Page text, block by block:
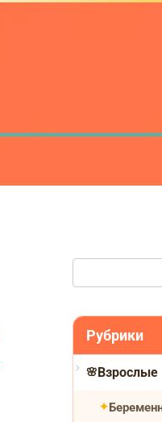
Рубрики
Взрослые